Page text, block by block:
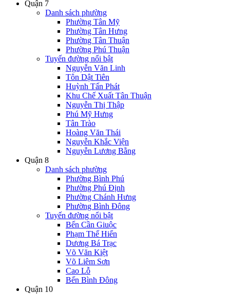
Quận 7
Danh sách phường
Phường Tân Mỹ
Phường Tân Hưng
Phường Tân Thuận
Phường Phú Thuận
Tuyến đường nổi bật
Nguyễn Văn Linh
Tôn Dật Tiên
Huỳnh Tấn Phát
Khu Chế Xuất Tân Thuận
Nguyễn Thị Thập
Phú Mỹ Hưng
Tân Trào
Hoàng Văn Thái
Nguyễn Khắc Viện
Nguyễn Lương Bằng
Quận 8
Danh sách phường
Phường Bình Phú
Phường Phú Định
Phường Chánh Hưng
Phường Bình Đông
Tuyến đường nổi bật
Bến Cần Giuộc
Phạm Thế Hiển
Dương Bá Trạc
Võ Văn Kiệt
Võ Liêm Sơn
Cao Lỗ
Bến Bình Đông
Quận 10